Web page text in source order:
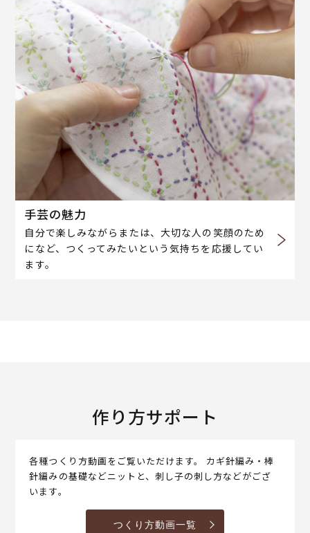
手芸の魅力
自分で楽しみながらまたは、大切な人の笑顔のため
になど、つくってみたいという気持ちを応援してい
ます。
作り方サポート
各種つくり方動画をご覧いただけます。 カギ針編み・棒
針編みの基礎などニットと、刺し子の刺し方などがござ
います。
つくり方動画一覧